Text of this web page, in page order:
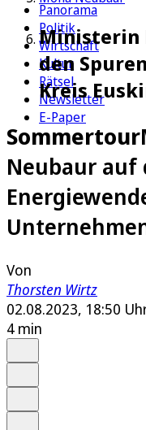
Panorama
Politik
Wirtschaft
Kultur
Rätsel
Newsletter
E-Paper
Ministerin
den
Kreis
Sommertour
Neubaur auf
Von
Thorsten Wirtz
02.08.2023, 18:50
4 min